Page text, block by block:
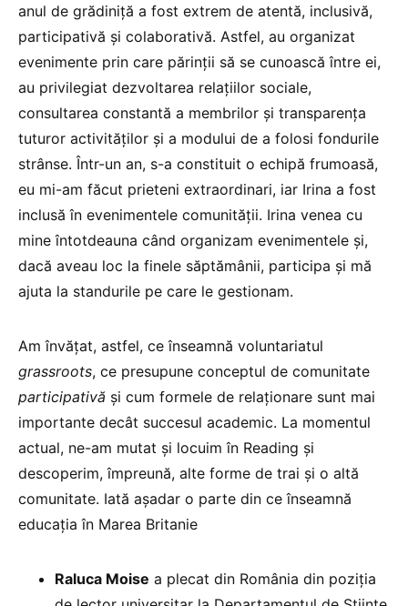
anul de grădiniță a fost extrem de atentă, inclusivă,
participativă și colaborativă. Astfel, au organizat
evenimente prin care părinții să se cunoască între ei,
au privilegiat dezvoltarea relațiilor sociale,
consultarea constantă a membrilor și transparența
tuturor activităților și a modului de a folosi fondurile
strânse. Într-un an, s-a constituit o echipă frumoasă,
eu mi-am făcut prieteni extraordinari, iar Irina a fost
inclusă în evenimentele comunității. Irina venea cu
mine întotdeauna când organizam evenimentele și,
dacă aveau loc la finele săptămânii, participa și mă
ajuta la standurile pe care le gestionam.
Am învățat, astfel, ce înseamnă voluntariatul
grassroots, ce presupune conceptul de comunitate
participativă și cum formele de relaționare sunt mai
importante decât succesul academic. La momentul
actual, ne-am mutat și locuim în Reading și
descoperim, împreună, alte forme de trai și o altă
comunitate. Iată aşadar o parte din ce înseamnă
educația în Marea Britanie
Raluca Moise a plecat din România din poziția